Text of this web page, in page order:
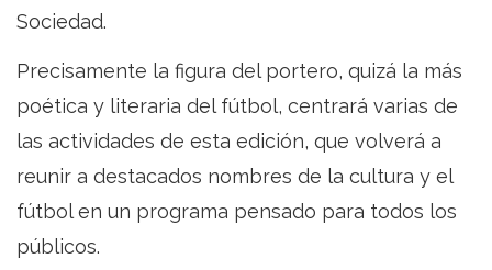
Sociedad.
Precisamente la figura del portero, quizá la más
poética y literaria del fútbol, centrará varias de
las actividades de esta edición, que volverá a
reunir a destacados nombres de la cultura y el
fútbol en un programa pensado para todos los
públicos.